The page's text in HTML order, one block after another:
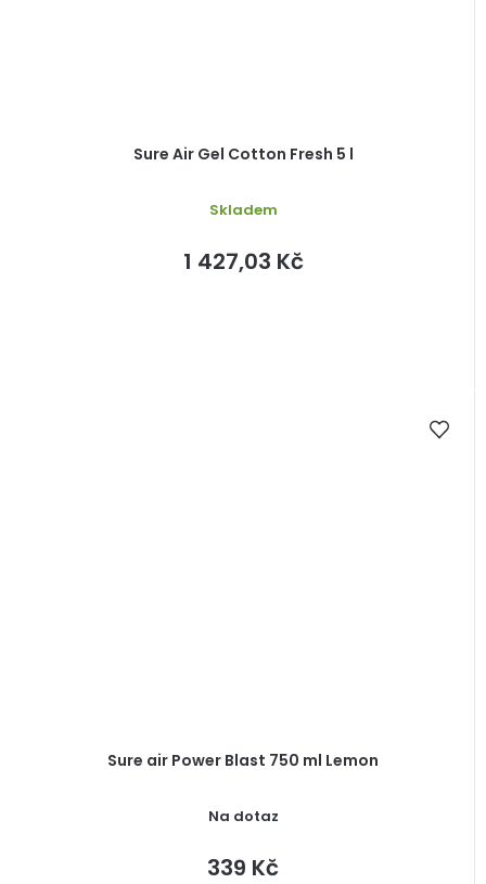
Sure Air Gel Cotton Fresh 5 l
Skladem
1 427,03 Kč
Sure air Power Blast 750 ml Lemon
Na dotaz
339 Kč